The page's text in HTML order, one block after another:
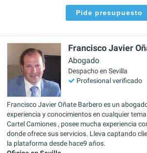
Pide presupuesto
Francisco Javier
Abogado
Despacho en Sevilla
Profesional verificado
Francisco Javier Oñate Barbero es un
experiencia y conocimientos en cualquier
Cartel Camiones , posee mucha experiencia
donde ofrece sus servicios. Lleva captando
la plataforma desde hace9 años.